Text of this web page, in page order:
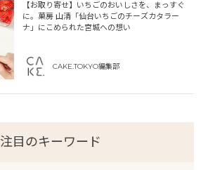
【お取り寄せ】いちごのおいしさを、まっすぐ
に。菓房 山清「仙台いちごのチーズカタラー
ナ」にこめられた宮城への想い
CAKE.TOKYO編集部
注目のキーワード